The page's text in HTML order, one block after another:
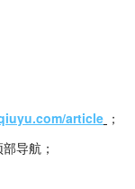
article ；
导航；